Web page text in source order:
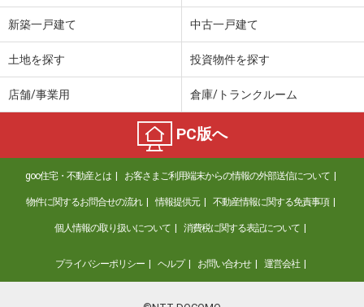
新築一戸建て 中古一戸建て
土地を探す 投資物件を探す
店舗/事業用 倉庫/トランクルーム
PC版へ
goo住宅・不動産とは お客さまご利用端末からの情報の外部送信について
物件に関するお問合せの流れ 情報提供元 不動産情報に関する免責事項
個人情報の取り扱いについて 消費税に関する表記について
プライバシーポリシー ヘルプ お問い合わせ 運営会社